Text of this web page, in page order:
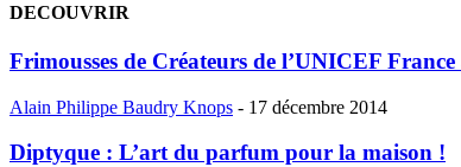
DECOUVRIR
Frimousses de Créateurs de l’UNICEF
Alain Philippe Baudry Knops - 17 décembre 2014
Diptyque : L’art du parfum pour la maison !